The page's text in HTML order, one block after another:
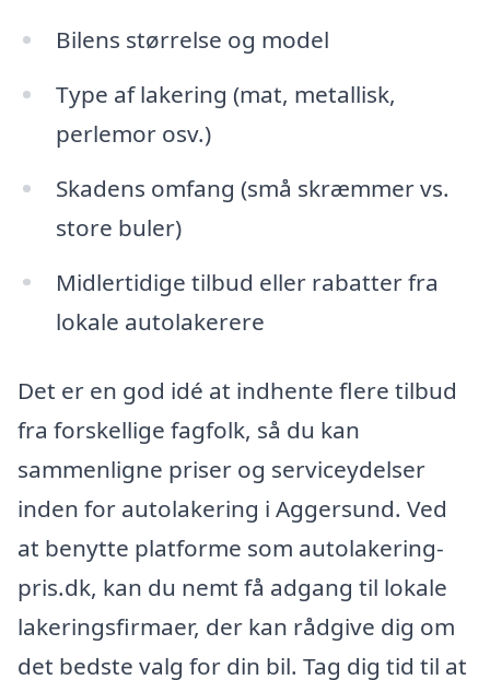
Bilens størrelse og model
Type af lakering (mat, metallisk,
perlemor osv.)
Skadens omfang (små skræmmer vs.
store buler)
Midlertidige tilbud eller rabatter fra
lokale autolakerere
Det er en god idé at indhente flere tilbud
fra forskellige fagfolk, så du kan
sammenligne priser og serviceydelser
inden for autolakering i Aggersund. Ved
at benytte platforme som autolakering-
pris.dk, kan du nemt få adgang til lokale
lakeringsfirmaer, der kan rådgive dig om
det bedste valg for din bil. Tag dig tid til at